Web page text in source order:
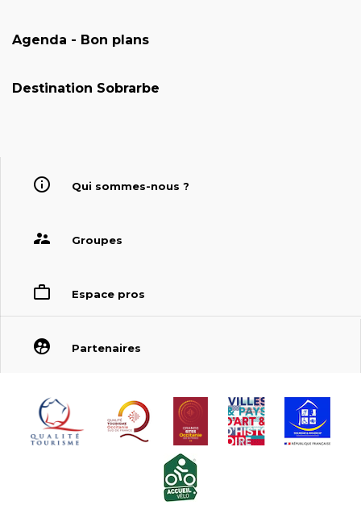
Agenda - Bon plans
Destination Sobrarbe
Qui sommes-nous ?
Groupes
Espace pros
Partenaires